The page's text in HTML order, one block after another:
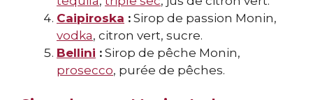
Caipiroska : Sirop de passion Monin,
vodka, citron vert, sucre.
Bellini : Sirop de pêche Monin,
prosecco, purée de pêches.